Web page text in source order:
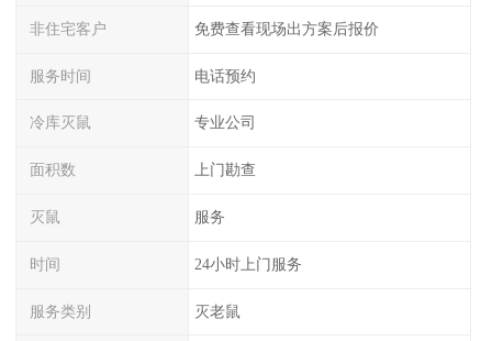
非住宅客户 免费查看现场出方案后报价
服务时间 电话预约
冷库灭鼠 专业公司
面积数 上门勘查
灭鼠 服务
时间 24小时上门服务
服务类别 灭老鼠